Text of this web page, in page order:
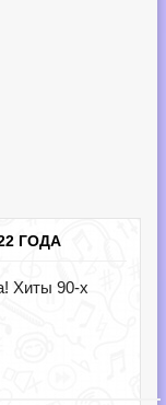
ГОДА
Хиты 90-х